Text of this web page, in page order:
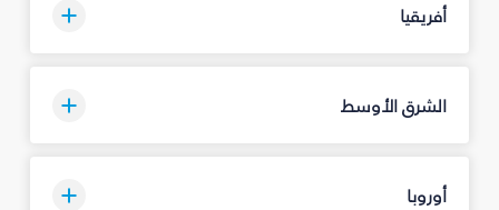
أفريقيا
الشرق الأوسط
أوروبا